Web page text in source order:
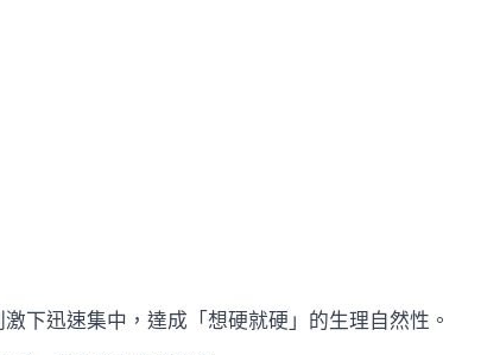
下迅速集中，達成「想硬就硬」的生理自然性。